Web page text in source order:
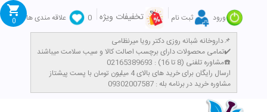
ورود ثبت نام تخفیفات ویژه 0
علاقه مندی ها
داروخانه شبانه روزی دکتر رویا میرنظامی📌
تمامی محصولات دارای برچسب اصالت کالا و سیب سلامت میباشند✔️
مشاوره تلفنی (8 تا 16) : 02165389693☎️
​ارسال رایگان برای خرید های بالای 4 میلیون تومان با پست پیشتاز
مشاوره خرید در برنامه بله : 09302007587
0